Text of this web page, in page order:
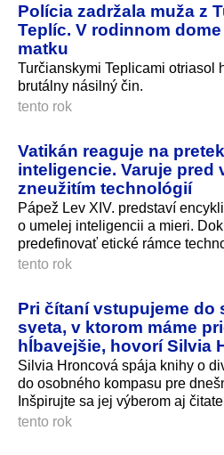
Polícia zadržala muža z
Teplíc. V rodinnom
matku
Turčianskymi Teplicami otriasol
brutálny násilný čin.
tento rok
Vatikán reaguje na
inteligencie. Varuje pred
zneužitím technológií
Pápež Lev XIV. predstaví
o umelej inteligencii a mieri.
predefinovať etické rámce
tento rok
Pri čítaní vstupujeme do
sveta, v ktorom máme
hĺbavejšie, hovorí Silvia
Silvia Hroncová spája knihy o
do osobného kompasu pre
Inšpirujte sa jej výberom aj
tento rok